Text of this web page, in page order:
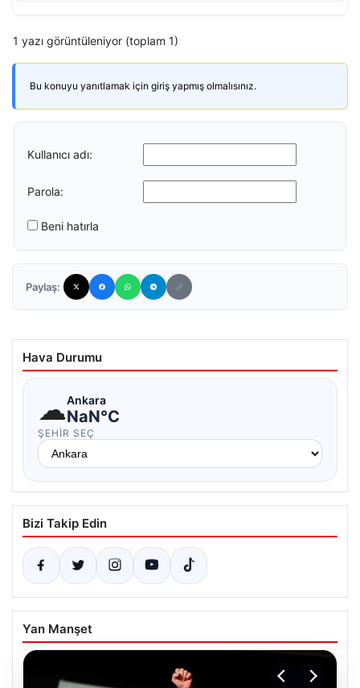
1 yazı görüntüleniyor (toplam 1)
Bu konuyu yanıtlamak için giriş yapmış olmalısınız.
Kullanıcı adı:
Parola:
Beni hatırla
Paylaş:
Hava Durumu
☁Ankara
NaN°C
ŞEHIR SEÇ
Bizi Takip Edin
Yan Manşet